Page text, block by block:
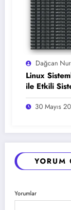
Dağcan
Linux
ile Etkili
30 Mayıs
YORUM
Yorumlar